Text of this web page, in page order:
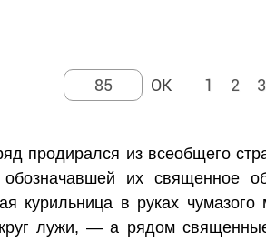
1 2 3
продирался из всеобщего
обозначавшей их священное
курильница в руках
лужи, — а рядом